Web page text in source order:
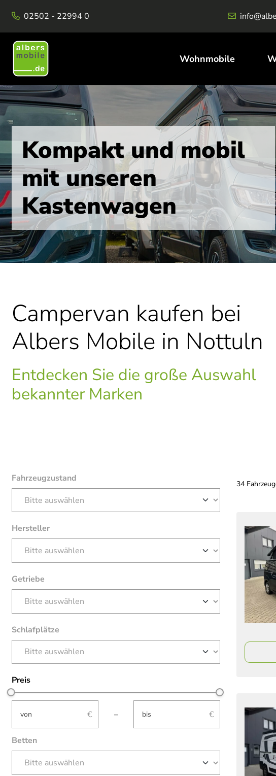
02502 - 22994 0
Wohnmobile
Kompakt und mobil
mit unseren
Kastenwagen
Campervan kaufen bei
Albers Mobile in Nottuln
Entdecken Sie die große Auswahl
bekannter Marken
Fahrzeugzustand
Hersteller
Getriebe
Schlafplätze
Preis
–
Betten
34